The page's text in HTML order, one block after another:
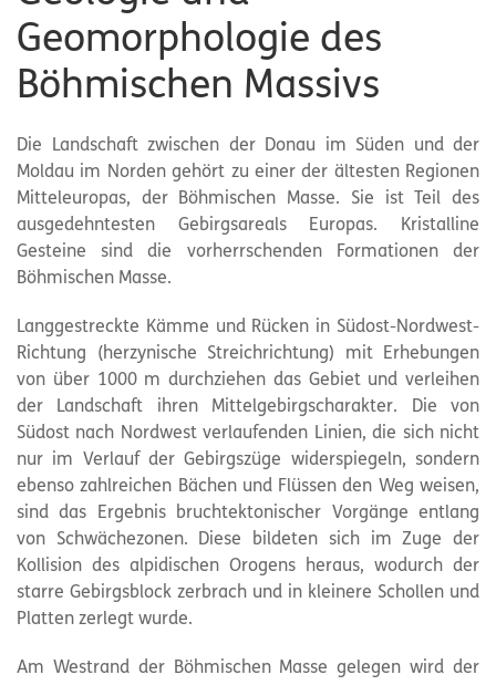
Geomorphologie des
Böhmischen Massivs
Die Landschaft zwischen der Donau im Süden und der
Moldau im Norden gehört zu einer der ältesten Regionen
Mitteleuropas, der Böhmischen Masse. Sie ist Teil des
ausgedehntesten Gebirgsareals Europas. Kristalline
Gesteine sind die vorherrschenden Formationen der
Böhmischen Masse.
Langgestreckte Kämme und Rücken in Südost-Nordwest-
Richtung (herzynische Streichrichtung) mit Erhebungen
von über 1000 m durchziehen das Gebiet und verleihen
der Landschaft ihren Mittelgebirgscharakter. Die von
Südost nach Nordwest verlaufenden Linien, die sich nicht
nur im Verlauf der Gebirgszüge widerspiegeln, sondern
ebenso zahlreichen Bächen und Flüssen den Weg weisen,
sind das Ergebnis bruchtektonischer Vorgänge entlang
von Schwächezonen. Diese bildeten sich im Zuge der
Kollision des alpidischen Orogens heraus, wodurch der
starre Gebirgsblock zerbrach und in kleinere Schollen und
Platten zerlegt wurde.
Am Westrand der Böhmischen Masse gelegen wird der